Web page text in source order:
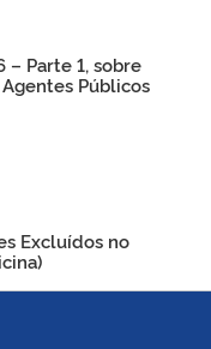
Parte 1, sobre
Públicos
Excluídos no